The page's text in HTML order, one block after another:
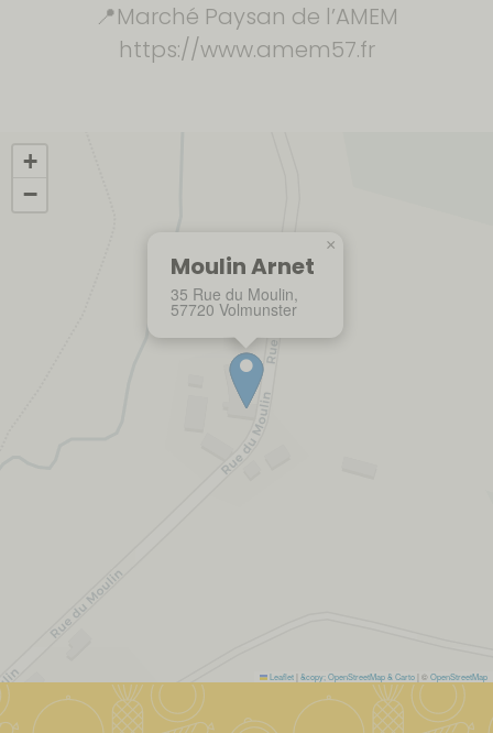
📍Marché Paysan de l’AMEM
https://www.amem57.fr
Moulin Arnet
35 Rue du Moulin,
57720 Volmunster
×
+
−
Leaflet &copy; OpenStreetMap & Carto | ©OpenStreetMap